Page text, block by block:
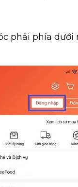
phải phía dưới